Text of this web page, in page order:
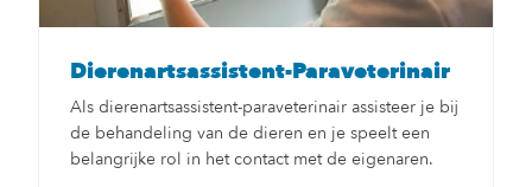
Dierenartsassistent-Paraveterinair
Als dierenartsassistent-paraveterinair assisteer je bij
de behandeling van de dieren en je speelt een
belangrijke rol in het contact met de eigenaren.